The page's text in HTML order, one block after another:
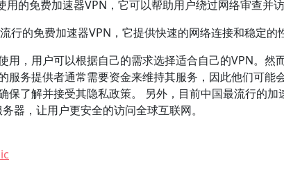
的免费加速器VPN，它可以帮助用户绕过网络审查并访
行的免费加速器VPN，它提供快速的网络连接和稳定的
用，用户可以根据自己的需求选择适合自己的VPN。
服务提供者通常需要资金来维持其服务，因此他们可
保了解并接受其隐私政策。 另外，目前中国最流行的
器，让用户更安全的访问全球互联网。